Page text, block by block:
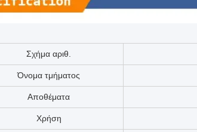
Σχήμα αριθ.
Όνομα τμήματος
Αποθέματα
Χρήση